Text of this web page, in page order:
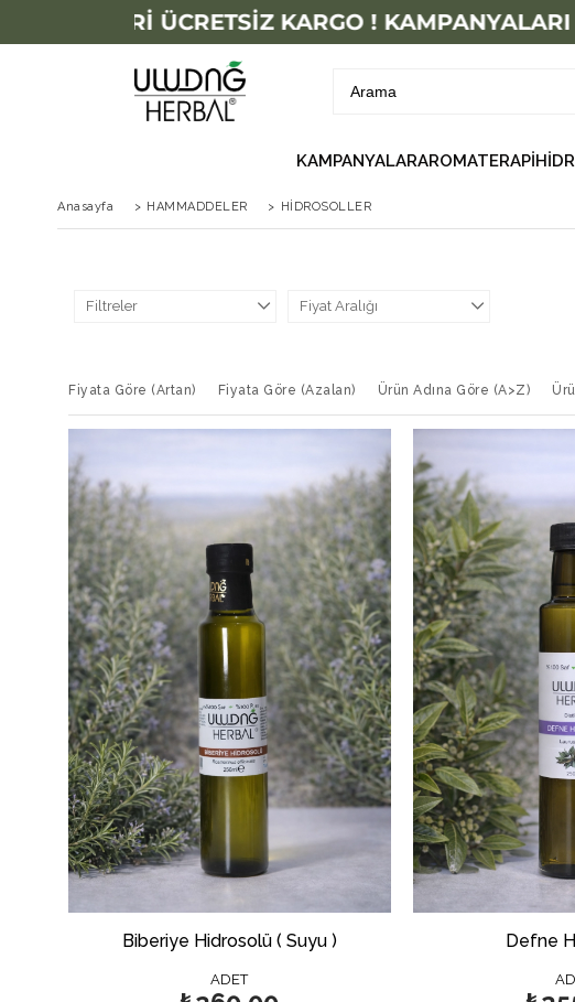
TL ÜZERİ ÜCRETSİZ KARGO ! KAMPANYALARI
KAMPANYALARAROMATERAPİ
Anasayfa > HAMMADDELER > HİDROSOLLER
Filtreler Fiyat Aralığı
Fiyata Göre (Artan) Fiyata Göre (Azalan) Ürün Adına Göre (A>Z)
Biberiye Hidrosolü ( Suyu )
ADET
Defne